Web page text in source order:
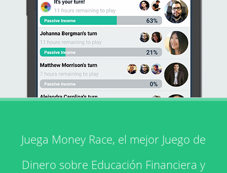
Juega Money Race, el mejor Juego de
Dinero sobre Educación Financiera y